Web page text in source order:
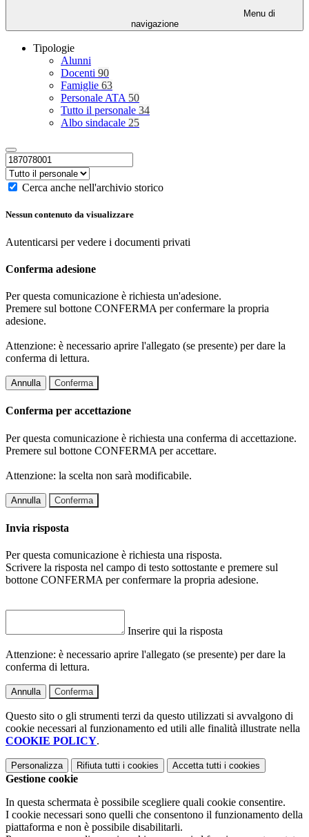
Menu di
navigazione
Tipologie
Alunni
Docenti 90
Famiglie 63
Personale ATA 50
Tutto il personale 34
Albo sindacale 25
Cerca anche nell'archivio storico
Nessun contenuto da visualizzare
Autenticarsi per vedere i documenti privati
Conferma adesione
Per questa comunicazione è richiesta un'adesione.
Premere sul bottone CONFERMA per confermare la propria
adesione.
Attenzione: è necessario aprire l'allegato (se presente) per dare la
conferma di lettura.
Annulla Conferma
Conferma per accettazione
Per questa comunicazione è richiesta una conferma di accettazione.
Premere sul bottone CONFERMA per accettare.
Attenzione: la scelta non sarà modificabile.
Annulla Conferma
Invia risposta
Per questa comunicazione è richiesta una risposta.
Scrivere la risposta nel campo di testo sottostante e premere sul
bottone CONFERMA per confermare la propria adesione.
Inserire qui la risposta
Attenzione: è necessario aprire l'allegato (se presente) per dare la
conferma di lettura.
Annulla Conferma
Questo sito o gli strumenti terzi da questo utilizzati si avvalgono di
cookie necessari al funzionamento ed utili alle finalità illustrate nella
COOKIE POLICY.
Personalizza Rifiuta tutti i cookies Accetta tutti i cookies
Gestione cookie
In questa schermata è possibile scegliere quali cookie consentire.
I cookie necessari sono quelli che consentono il funzionamento della
piattaforma e non è possibile disabilitarli.